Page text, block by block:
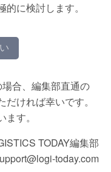
に検討します。
合、編集部直通の
ければ幸いです。
す。
TODAY編集部
today.com